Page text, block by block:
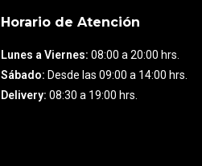
Horario de Atención
Lunes a Viernes: 08:00 a 20:00 hrs.
Sábado: Desde las 09:00 a 14:00 hrs.
Delivery: 08:30 a 19:00 hrs.